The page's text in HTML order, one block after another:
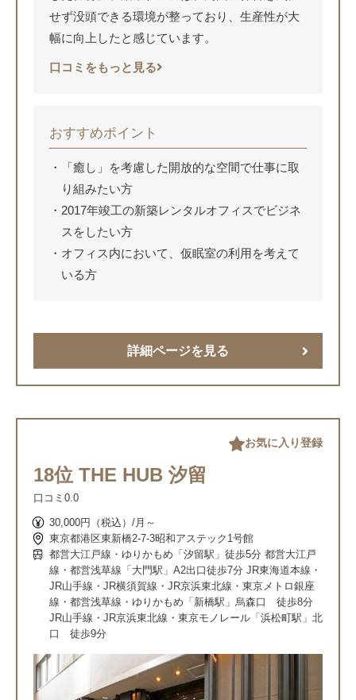
せず没頭できる環境が整っており、生産性が大
幅に向上したと感じています。
口コミをもっと見る
おすすめポイント
「癒し」を考慮した開放的な空間で仕事に取
り組みたい方
2017年竣工の新築レンタルオフィスでビジネ
スをしたい方
オフィス内において、仮眠室の利用を考えて
いる方
詳細ページを見る
18位 THE HUB 汐留
口コミ 0.0
30,000円（税込）/月～
東京都港区東新橋2-7-3昭和アステック1号館
都営大江戸線・ゆりかもめ「汐留駅」徒歩5分 都営大江戸
線・都営浅草線「大門駅」A2出口徒歩7分 JR東海道本線・
JR山手線・JR横須賀線・JR京浜東北線・東京メトロ銀座
線・都営浅草線・ゆりかもめ「新橋駅」烏森口 徒歩8分
JR山手線・JR京浜東北線・東京モノレール「浜松町駅」北
口 徒歩9分
お気に入り登録